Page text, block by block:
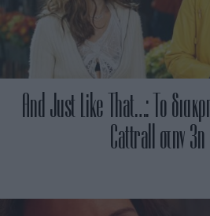
And Just Like That…: Το
Cattrall στην 3η